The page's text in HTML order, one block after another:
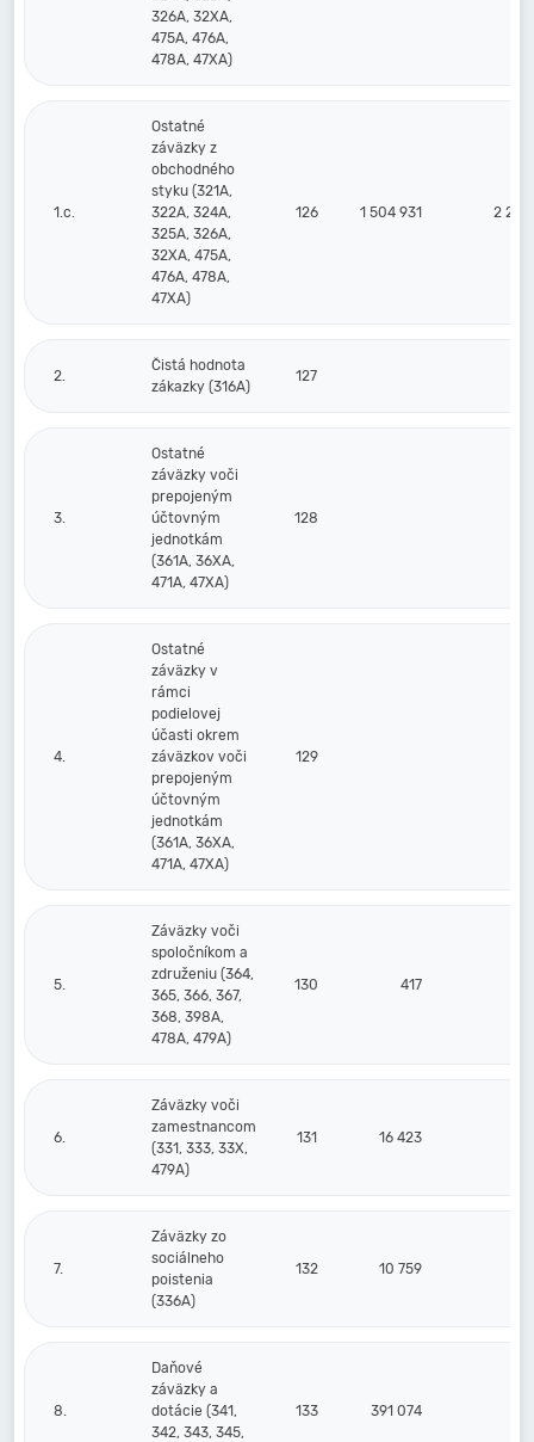
326A, 32XA,
475A, 476A,
478A, 47XA)
1.c.
Ostatné
záväzky z
obchodného
styku (321A,
322A, 324A,
325A, 326A,
32XA, 475A,
476A, 478A,
47XA)
126 1 504 931 2 212
2.
Čistá hodnota
zákazky (316A)
127
3.
Ostatné
záväzky voči
prepojeným
účtovným
jednotkám
(361A, 36XA,
471A, 47XA)
128
4.
Ostatné
záväzky v
rámci
podielovej
účasti okrem
záväzkov voči
prepojeným
účtovným
jednotkám
(361A, 36XA,
471A, 47XA)
129
5.
Záväzky voči
spoločníkom a
združeniu (364,
365, 366, 367,
368, 398A,
478A, 479A)
130 417
6.
Záväzky voči
zamestnancom
(331, 333, 33X,
479A)
131 16 423
7.
Záväzky zo
sociálneho
poistenia
(336A)
132 10 759
8.
Daňové
záväzky a
dotácie (341,
342, 343, 345,
133 391 074